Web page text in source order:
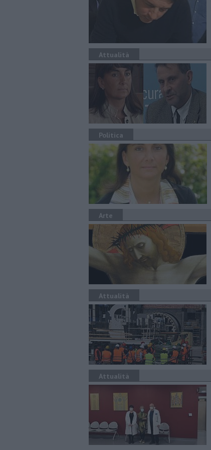
Attualità
Politica
Arte
Attualità
Attualità